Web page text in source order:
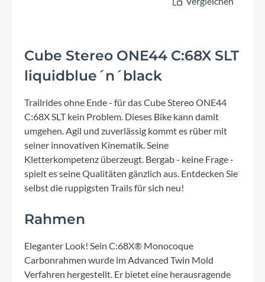
Cube Stereo ONE44 C:68X SLT
liquidblue´n´black
Trailrides ohne Ende - für das Cube Stereo ONE44
C:68X SLT kein Problem. Dieses Bike kann damit
umgehen. Agil und zuverlässig kommt es rüber mit
seiner innovativen Kinematik. Seine
Kletterkompetenz überzeugt. Bergab - keine Frage -
spielt es seine Qualitäten gänzlich aus. Entdecken Sie
selbst die ruppigsten Trails für sich neu!
Rahmen
Eleganter Look! Sein C:68X® Monocoque
Carbonrahmen wurde im Advanced Twin Mold
Verfahren hergestellt. Er bietet eine herausragende